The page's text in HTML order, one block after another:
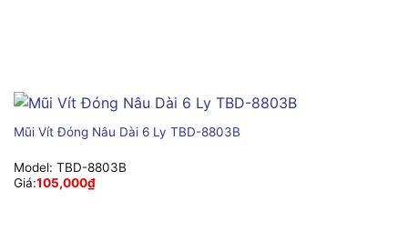
Mũi Vít Đóng Nâu Dài 6 Ly TBD-8803B
Model: TBD-8803B
Giá:105,000₫